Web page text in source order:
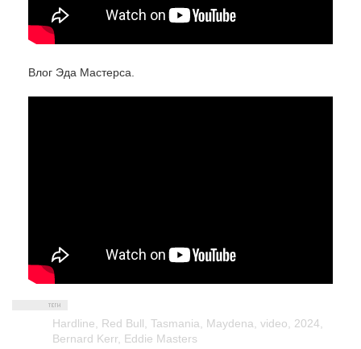
Влог Эда Мастерса.
Hardline Red Bull Tasmania Maydena video 2024
Bernard Kerr Eddie Masters